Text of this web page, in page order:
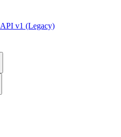
v1 (Legacy)